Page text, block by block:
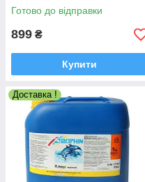
Готово до відправки
899 ₴
Купити
Доставка !